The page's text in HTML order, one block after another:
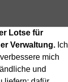
Lotse für
Verwaltung. Ich
mich
und